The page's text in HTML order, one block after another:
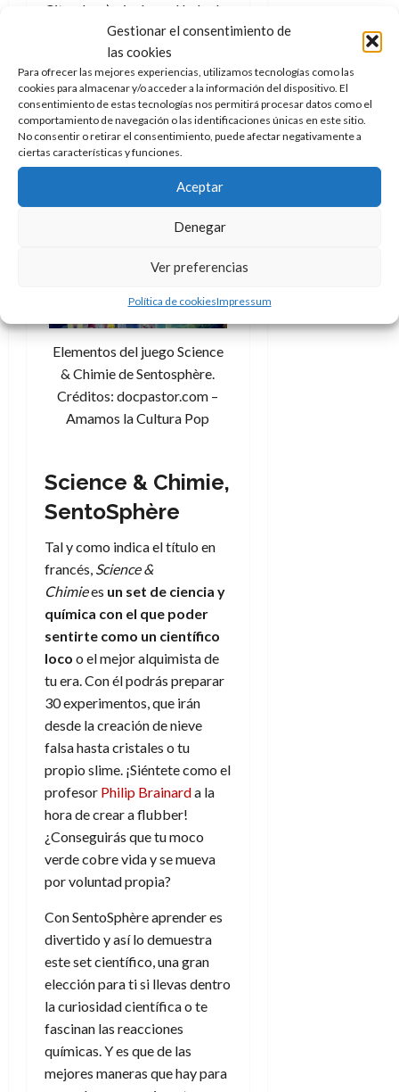
Gestionar el consentimiento de
las cookies
Para ofrecer las mejores experiencias, utilizamos tecnologías como las
cookies para almacenar y/o acceder a la información del dispositivo. El
consentimiento de estas tecnologías nos permitirá procesar datos como el
comportamiento de navegación o las identificaciones únicas en este sitio.
No consentir o retirar el consentimiento, puede afectar negativamente a
ciertas características y funciones.
Aceptar
Denegar
Ver preferencias
Política de cookiesImpressum
City, claro) e incluso al lado de
algún otro edificio más
fantasioso como la Torre de
Los Vengadores o la casa de
las traviesas y hechizantes
hermanas Sanderson.
Elementos del juego Science
& Chimie de Sentosphère.
Créditos: docpastor.com –
Amamos la Cultura Pop
Science & Chimie,
SentoSphère
Tal y como indica el título en
francés, Science &
Chimiees un set de ciencia y
química con el que poder
sentirte como un científico
loco o el mejor alquimista de
tu era. Con él podrás preparar
30 experimentos, que irán
desde la creación de nieve
falsa hasta cristales o tu
propio slime. ¡Siéntete como el
profesor Philip Brainarda la
hora de crear a flubber!
¿Conseguirás que tu moco
verde cobre vida y se mueva
por voluntad propia?
Con SentoSphère aprender es
divertido y así lo demuestra
este set científico, una gran
elección para ti si llevas dentro
la curiosidad científica o te
fascinan las reacciones
químicas. Y es que de las
mejores maneras que hay para